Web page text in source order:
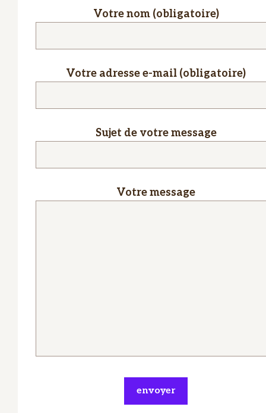
Votre nom (obligatoire)
Votre adresse e-mail (obligatoire)
Sujet de votre message
Votre message